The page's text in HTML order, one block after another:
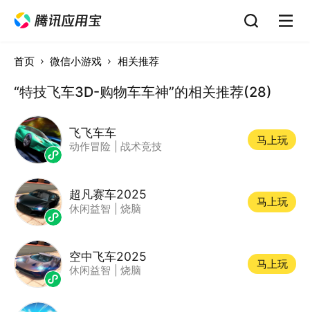
首页 微信小游戏 相关推荐
“特技飞车3D-购物车车神”的相关推荐(28)
飞飞车车
动作冒险 战术竞技
马上玩
超凡赛车2025
休闲益智 烧脑
马上玩
空中飞车2025
休闲益智 烧脑
马上玩